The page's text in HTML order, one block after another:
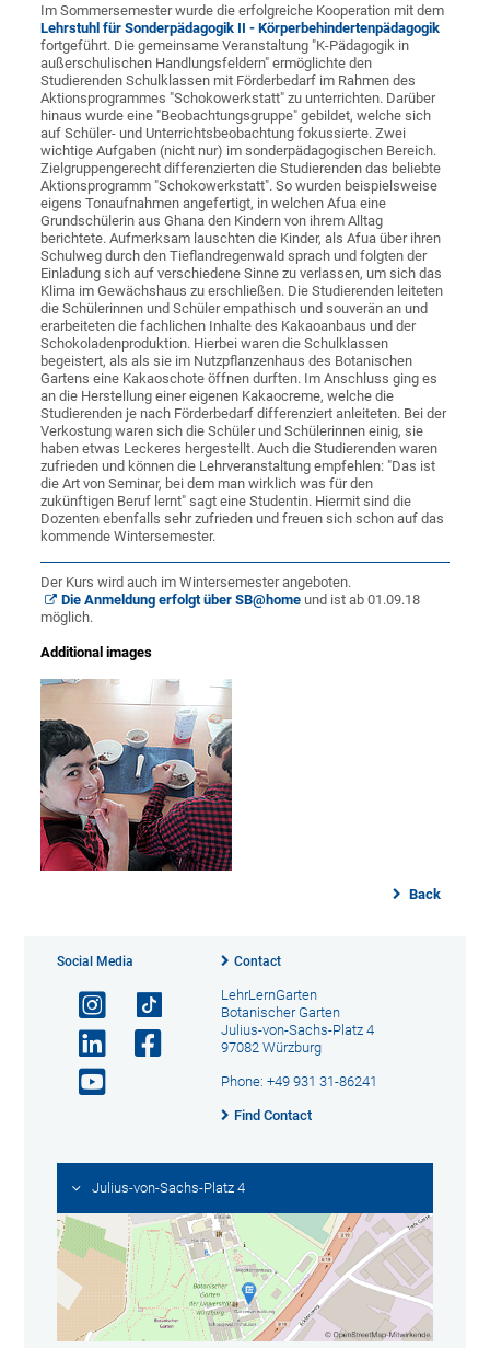
Im Sommersemester wurde die erfolgreiche Kooperation mit dem
Lehrstuhl für Sonderpädagogik II - Körperbehindertenpädagogik
fortgeführt. Die gemeinsame Veranstaltung "K-Pädagogik in
außerschulischen Handlungsfeldern" ermöglichte den
Studierenden Schulklassen mit Förderbedarf im Rahmen des
Aktionsprogrammes "Schokowerkstatt" zu unterrichten. Darüber
hinaus wurde eine "Beobachtungsgruppe" gebildet, welche sich
auf Schüler- und Unterrichtsbeobachtung fokussierte. Zwei
wichtige Aufgaben (nicht nur) im sonderpädagogischen Bereich.
Zielgruppengerecht differenzierten die Studierenden das beliebte
Aktionsprogramm "Schokowerkstatt". So wurden beispielsweise
eigens Tonaufnahmen angefertigt, in welchen Afua eine
Grundschülerin aus Ghana den Kindern von ihrem Alltag
berichtete. Aufmerksam lauschten die Kinder, als Afua über ihren
Schulweg durch den Tieflandregenwald sprach und folgten der
Einladung sich auf verschiedene Sinne zu verlassen, um sich das
Klima im Gewächshaus zu erschließen. Die Studierenden leiteten
die Schülerinnen und Schüler empathisch und souverän an und
erarbeiteten die fachlichen Inhalte des Kakaoanbaus und der
Schokoladenproduktion. Hierbei waren die Schulklassen
begeistert, als als sie im Nutzpflanzenhaus des Botanischen
Gartens eine Kakaoschote öffnen durften. Im Anschluss ging es
an die Herstellung einer eigenen Kakaocreme, welche die
Studierenden je nach Förderbedarf differenziert anleiteten. Bei der
Verkostung waren sich die Schüler und Schülerinnen einig, sie
haben etwas Leckeres hergestellt. Auch die Studierenden waren
zufrieden und können die Lehrveranstaltung empfehlen: "Das ist
die Art von Seminar, bei dem man wirklich was für den
zukünftigen Beruf lernt" sagt eine Studentin. Hiermit sind die
Dozenten ebenfalls sehr zufrieden und freuen sich schon auf das
kommende Wintersemester.
Der Kurs wird auch im Wintersemester angeboten.
Die Anmeldung erfolgt über SB@home und ist ab 01.09.18
möglich.
Additional images
Back
Social Media Contact
LehrLernGarten
Botanischer Garten
Julius-von-Sachs-Platz 4
97082 Würzburg
Phone: +49 931 31-86241
Find Contact
Julius-von-Sachs-Platz 4